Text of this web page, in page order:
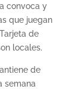
convoca y
que juegan
de
locales.
de
semana